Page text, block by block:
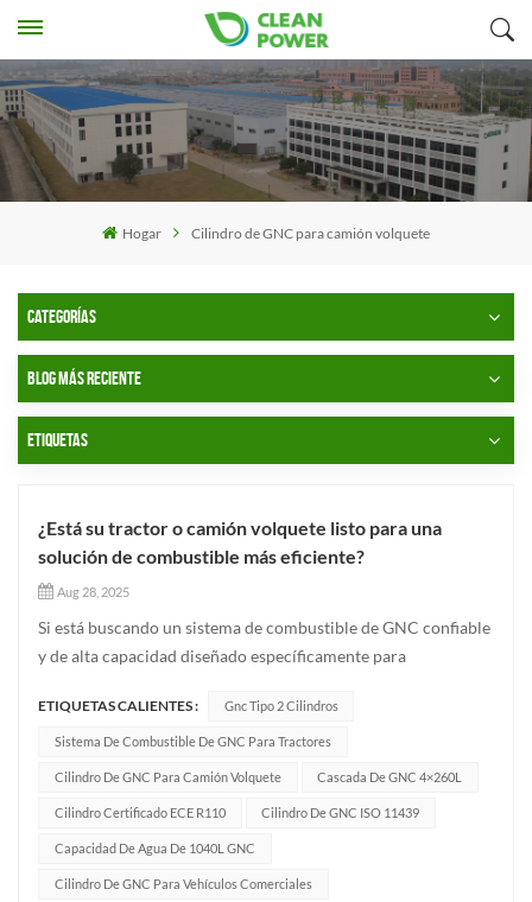
Hogar Cilindro de GNC para camión volquete
CATEGORÍAS
BLOG MÁS RECIENTE
ETIQUETAS
¿Está su tractor o camión volquete listo para una
solución de combustible más eficiente?
Aug 28, 2025
Si está buscando un sistema de combustible de GNC confiable
y de alta capacidad diseñado específicamente para
GNC tipo 2 Cascada Podría ser exactamente lo que
necesitas.Diseñado para tractores y camiones de volteo, este
sistema cuenta con un...
ETIQUETAS CALIENTES : Gnc Tipo 2 Cilindros
Sistema De Combustible De GNC Para Tractores
Cilindro De GNC Para Camión Volquete Cascada De GNC 4×260L
Cilindro Certificado ECE R110 Cilindro De GNC ISO 11439
Capacidad De Agua De 1040L GNC
Cilindro De GNC Para Vehículos Comerciales